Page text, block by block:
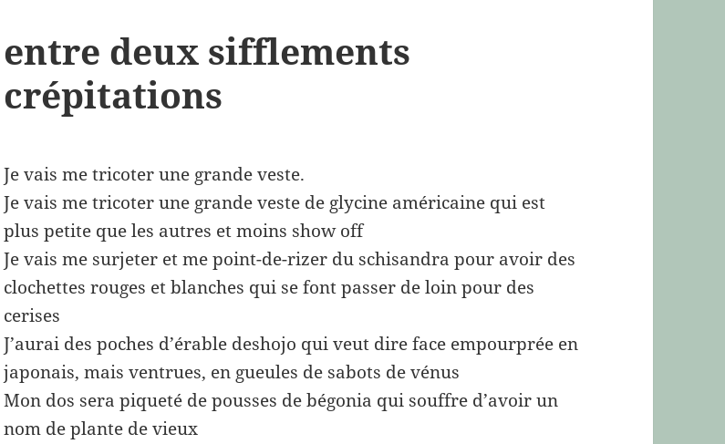
entre deux sifflements
crépitations
Je vais me tricoter une grande veste.
Je vais me tricoter une grande veste de glycine américaine qui est
plus petite que les autres et moins show off
Je vais me surjeter et me point-de-rizer du schisandra pour avoir des
clochettes rouges et blanches qui se font passer de loin pour des
cerises
J’aurai des poches d’érable deshojo qui veut dire face empourprée en
japonais, mais ventrues, en gueules de sabots de vénus
Mon dos sera piqueté de pousses de bégonia qui souffre d’avoir un
nom de plante de vieux